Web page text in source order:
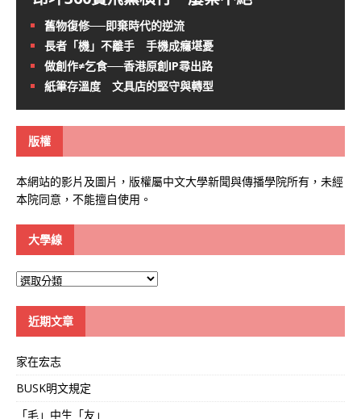
舊物復修──即棄時代的逆流
長者「機」不離手 手機成癮堪憂
做創作≠乞食──香港原創IP尋出路
紙筆存溫度 文具店的堅守與轉型
版權
本網站的影片及圖片，版權屬中文大學新聞與傳播學院所有，未經
本院同意，不能擅自使用。
大學線
大
近期文章
家在宏志
BUSK明文規定
「毛」中生「友」